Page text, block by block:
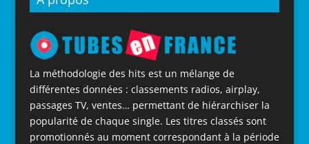
La méthodologie des hits est un mélange de
différentes données : classements radios, airplay,
passages TV, ventes… permettant de hiérarchiser la
popularité de chaque single. Les titres classés sont
promotionnés au moment correspondant à la période